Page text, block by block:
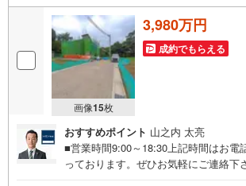
画像15枚
3,980万円
成約でもらえる
おすすめポイント 山之内 太亮
■営業時間9:00～18:30上記時間はお電
っております。ぜひお気軽にご連絡下